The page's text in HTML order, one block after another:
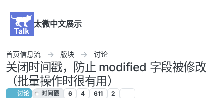
太微中文展示
首页信息流 版块 讨论
关闭时间戳，防止 modified 字段被修改
（批量操作时很有用）
讨论 时间戳 6 4 611 2